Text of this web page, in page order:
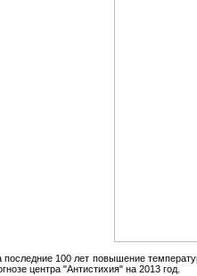
последние 100 лет повышение
центра "Антистихия" на 2013 год.